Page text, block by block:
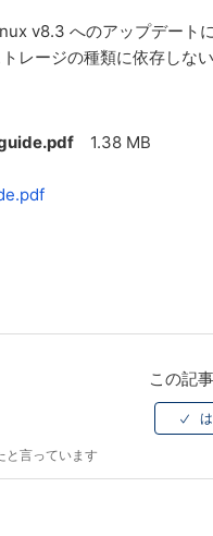
v8.3 へのアップデート
レージの種類に依存しな
1.38 MB
この記
と言っています